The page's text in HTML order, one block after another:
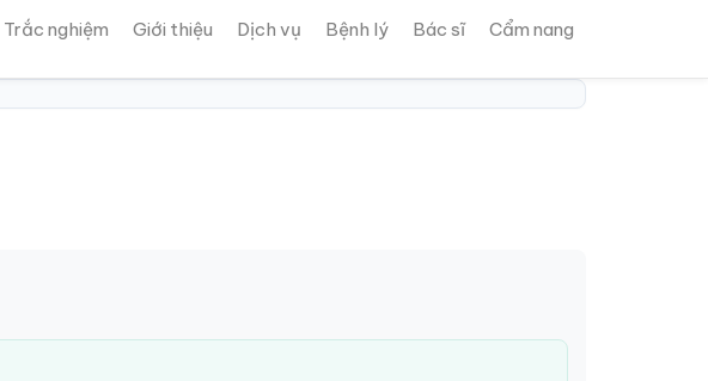
Trắc nghiệm Giới thiệu Dịch vụ Bệnh lý Bác sĩ Cẩm nang